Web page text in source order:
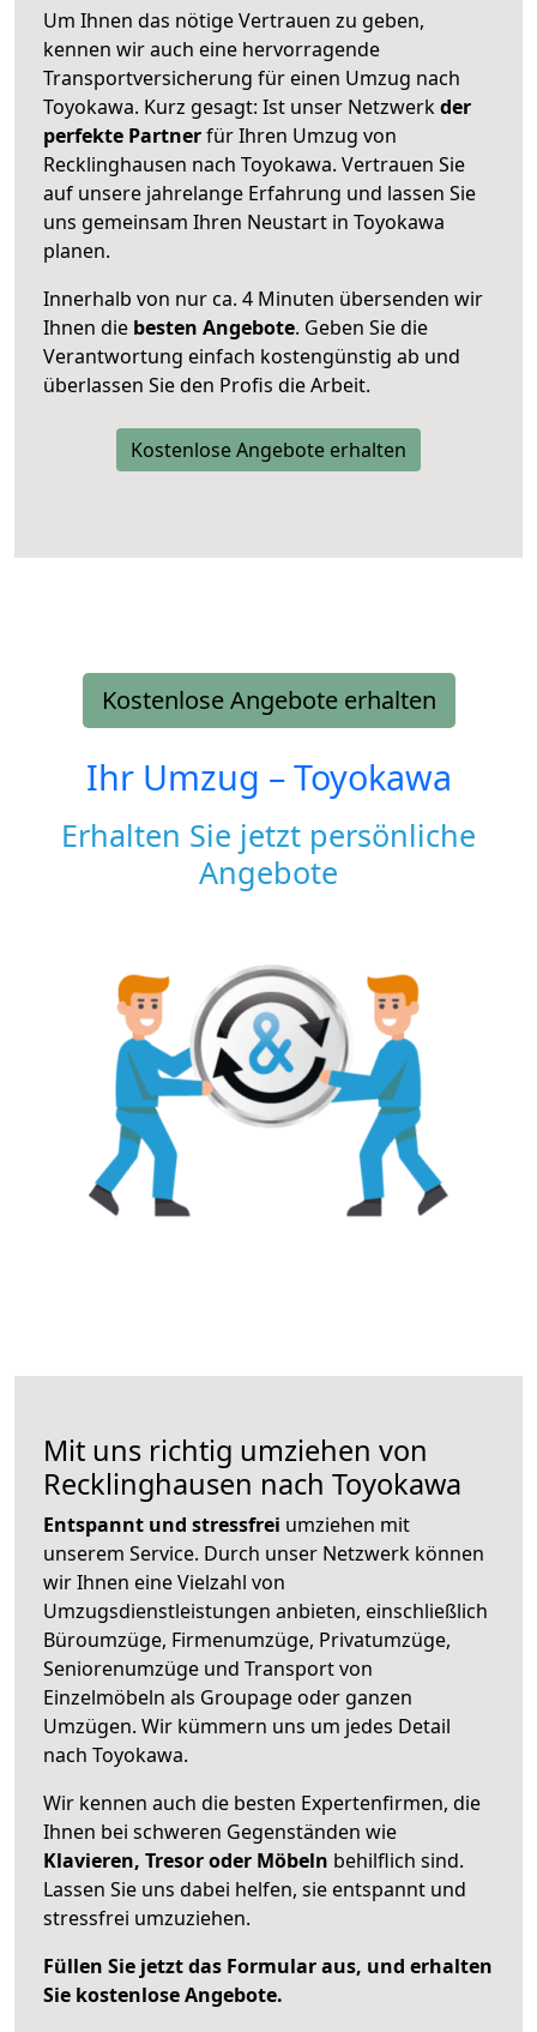
Um Ihnen das nötige Vertrauen zu geben,
kennen wir auch eine hervorragende
Transportversicherung für einen Umzug nach
Toyokawa. Kurz gesagt: Ist unser Netzwerkder
perfekte Partnerfür Ihren Umzug von
Recklinghausen nach Toyokawa. Vertrauen Sie
auf unsere jahrelange Erfahrung und lassen Sie
uns gemeinsam Ihren Neustart in Toyokawa
planen.
Innerhalb von nur ca. 4 Minuten übersenden wir
Ihnen die besten Angebote. Geben Sie die
Verantwortung einfach kostengünstig ab und
überlassen Sie den Profis die Arbeit.
Kostenlose Angebote erhalten
Kostenlose Angebote erhalten
Ihr Umzug –Toyokawa
Erhalten Sie jetzt persönliche
Angebote
Mit uns richtig umziehen von
Recklinghausen nach Toyokawa
Entspannt und stressfrei umziehen mit
unserem Service. Durch unser Netzwerk können
wir Ihnen eine Vielzahl von
Umzugsdienstleistungen anbieten, einschließlich
Büroumzüge, Firmenumzüge, Privatumzüge,
Seniorenumzüge und Transport von
Einzelmöbeln als Groupage oder ganzen
Umzügen. Wir kümmern uns um jedes Detail
nach Toyokawa.
Wir kennen auch die besten Expertenfirmen, die
Ihnen bei schweren Gegenständen wie
Klavieren, Tresor oder Möbeln behilflich sind.
Lassen Sie uns dabei helfen, sie entspannt und
stressfrei umzuziehen.
Füllen Sie jetzt das Formular aus, und erhalten
Sie kostenlose Angebote.